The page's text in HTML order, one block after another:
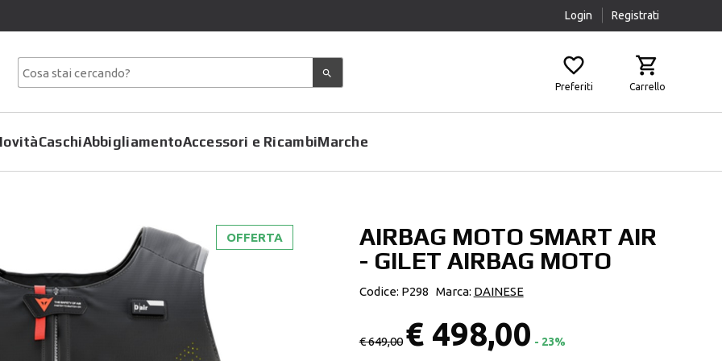
Login Registrati
Preferiti Carrello
Caschi
Prodotti Pulizia
Scaldacollo
Sottocasco
Abbigliamento
Copriscarpe
Giacche
Pantaloni
Tute
Airbag
Fasce Lombari
Ginocchiere
Paraschiena
Protezioni Aggiuntive
Accessori e Ricambi
Coprimoto
Marche
OFFERTA
AIRBAG MOTO SMART AIR
- GILET AIRBAG MOTO
Codice: P298 Marca: DAINESE
€ 649,00 € 498,00 - 23%